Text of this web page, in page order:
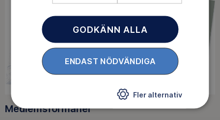
Medlemsförmåner
GODKÄNN ALLA
ENDAST NÖDVÄNDIGA
Fler alternativ